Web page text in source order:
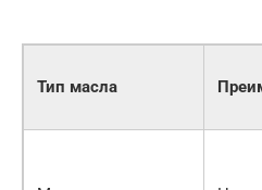
Тип масла